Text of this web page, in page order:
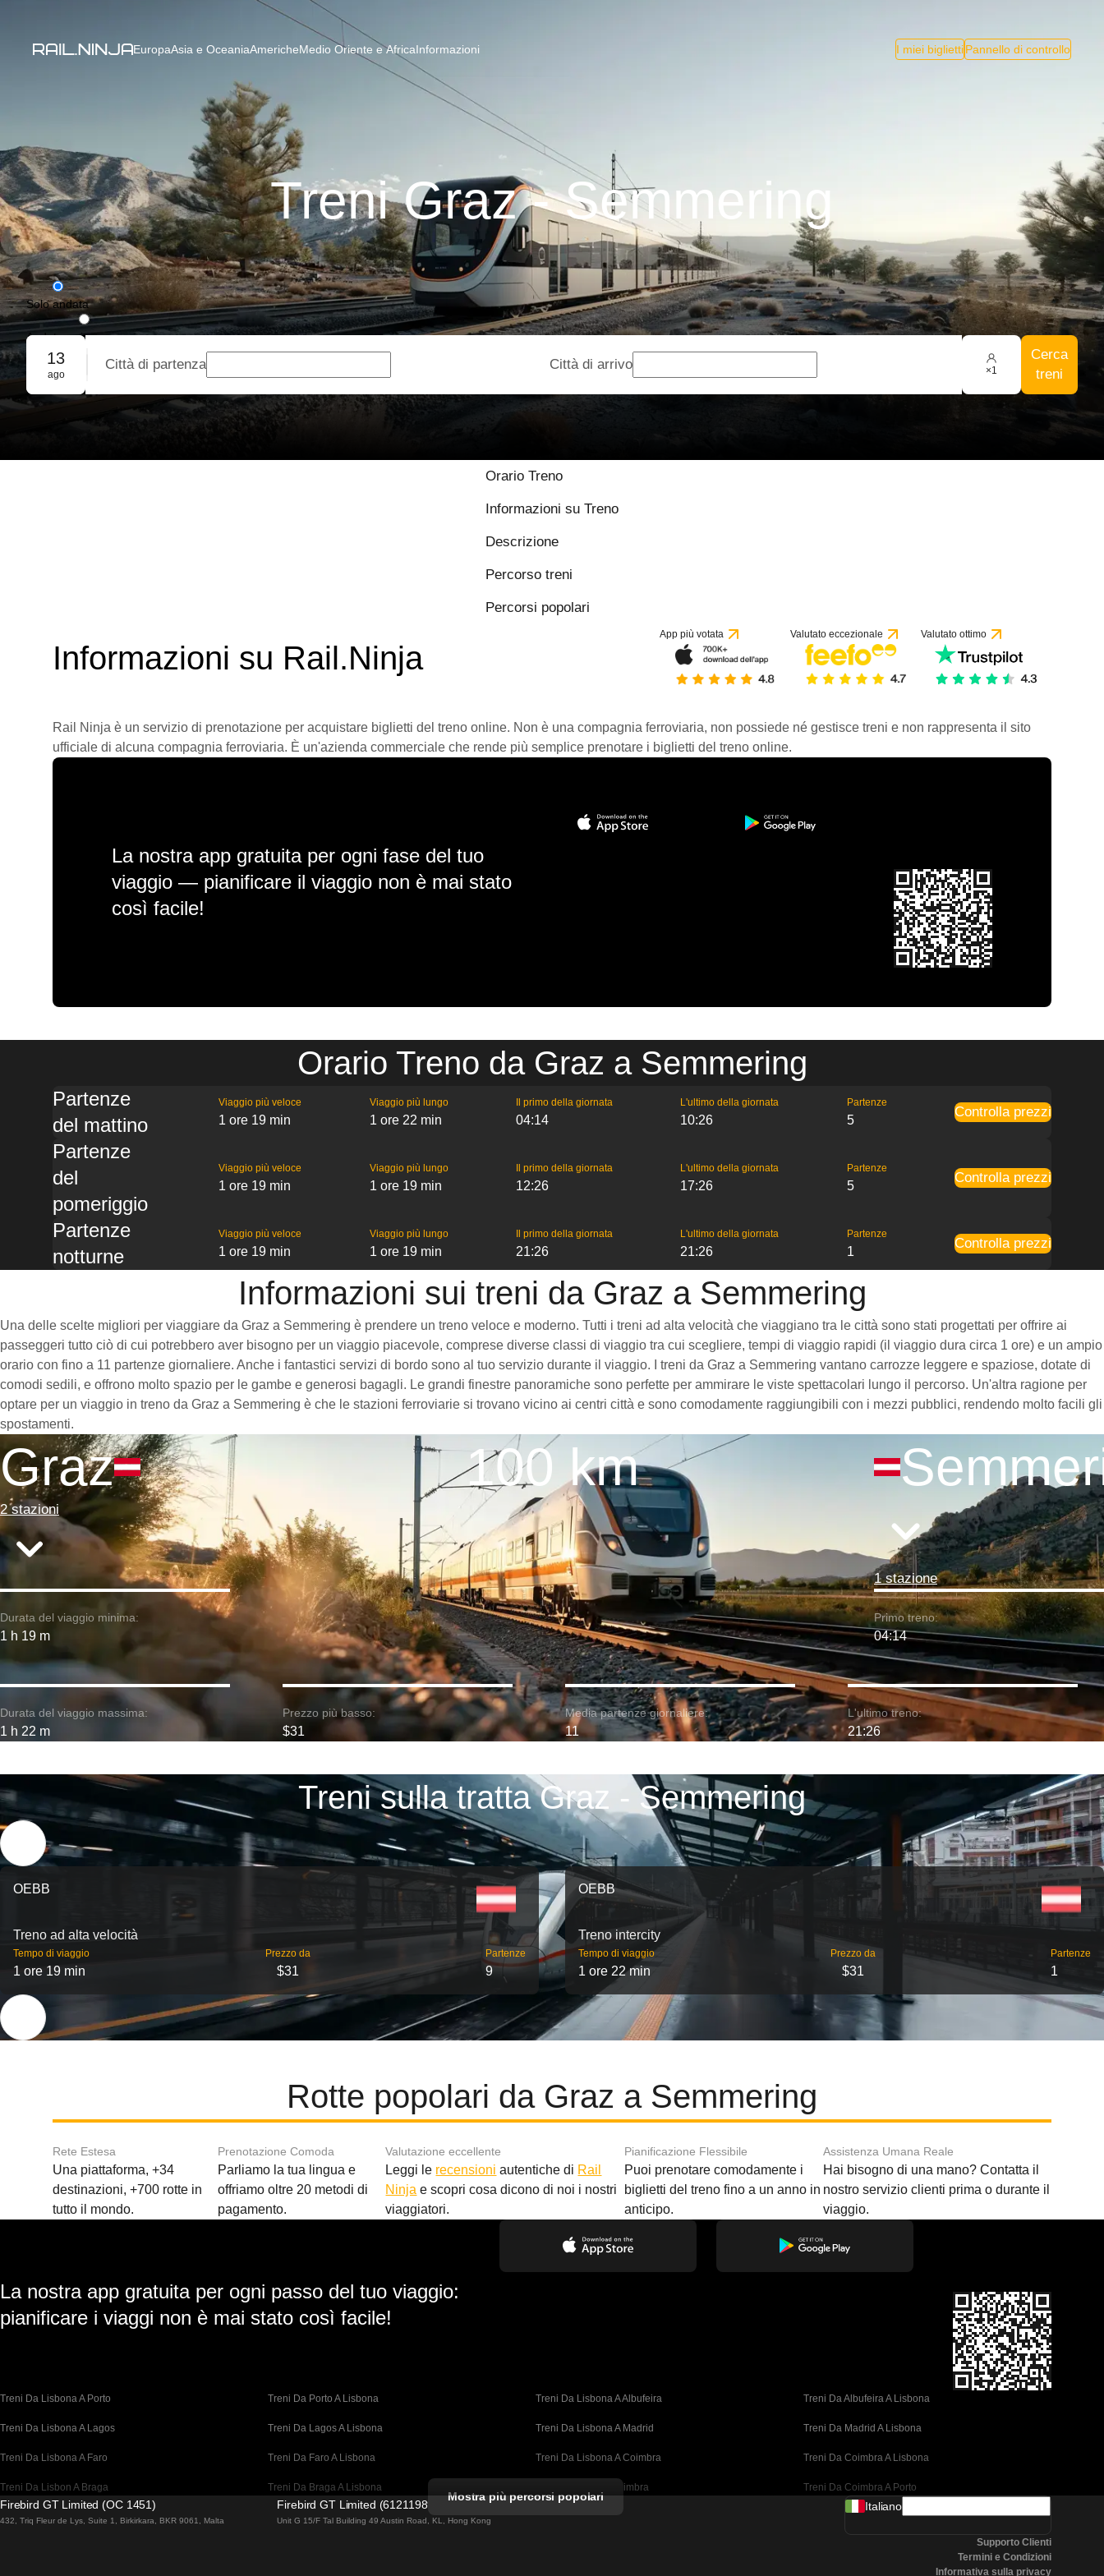
EuropaAsia e OceaniaAmericheMedio Oriente e AfricaInformazioni I miei bigliettiPannello di controllo
Treni Graz - Semmering
Solo andata
Andata e ritorno
Prenotazione di gruppo
13
ago
Città di partenza Città di arrivo ×1
Cerca
treni
Orario Treno
Informazioni su Treno
Descrizione
Percorso treni
Percorsi popolari
Informazioni su Rail.Ninja
App più votata Valutato eccezionale Valutato ottimo
Rail Ninja è un servizio di prenotazione per acquistare biglietti del treno online. Non è una compagnia ferroviaria, non possiede né gestisce treni e non rappresenta il sito
ufficiale di alcuna compagnia ferroviaria. È un'azienda commerciale che rende più semplice prenotare i biglietti del treno online.
La nostra app gratuita per ogni fase del tuo
viaggio — pianificare il viaggio non è mai stato
così facile!
Orario Treno da Graz a Semmering
Partenze
del mattino
Viaggio più veloce
1 ore 19 min
Viaggio più lungo
1 ore 22 min
Il primo della giornata
04:14
L'ultimo della giornata
10:26
Partenze
5
Controlla prezzi
Partenze
del
pomeriggio
Viaggio più veloce
1 ore 19 min
Viaggio più lungo
1 ore 19 min
Il primo della giornata
12:26
L'ultimo della giornata
17:26
Partenze
5
Controlla prezzi
Partenze
notturne
Viaggio più veloce
1 ore 19 min
Viaggio più lungo
1 ore 19 min
Il primo della giornata
21:26
L'ultimo della giornata
21:26
Partenze
1
Controlla prezzi
Informazioni sui treni da Graz a Semmering
Una delle scelte migliori per viaggiare da Graz a Semmering è prendere un treno veloce e moderno. Tutti i treni ad alta velocità che viaggiano tra le città sono stati progettati per offrire ai
passeggeri tutto ciò di cui potrebbero aver bisogno per un viaggio piacevole, comprese diverse classi di viaggio tra cui scegliere, tempi di viaggio rapidi (il viaggio dura circa 1 ore) e un ampio
orario con fino a 11 partenze giornaliere. Anche i fantastici servizi di bordo sono al tuo servizio durante il viaggio. I treni da Graz a Semmering vantano carrozze leggere e spaziose, dotate di
comodi sedili, e offrono molto spazio per le gambe e generosi bagagli. Le grandi finestre panoramiche sono perfette per ammirare le viste spettacolari lungo il percorso. Un'altra ragione per
optare per un viaggio in treno da Graz a Semmering è che le stazioni ferroviarie si trovano vicino ai centri città e sono comodamente raggiungibili con i mezzi pubblici, rendendo molto facili gli
spostamenti.
Graz
2 stazioni
100 km
1 stazione
Durata del viaggio minima:
1 h 19 m
Primo treno:
04:14
Durata del viaggio massima:
1 h 22 m
Prezzo più basso:
$31
Media partenze giornaliere:
11
L'ultimo treno:
21:26
Treni sulla tratta Graz - Semmering
OEBB
Treno ad alta velocità
Tempo di viaggio
1 ore 19 min
Prezzo da
$31
Partenze
9
OEBB
Treno intercity
Tempo di viaggio
1 ore 22 min
Prezzo da
$31
Partenze
1
Rotte popolari da Graz a Semmering
Rete Estesa
Una piattaforma, +34
destinazioni, +700 rotte in
tutto il mondo.
Prenotazione Comoda
Parliamo la tua lingua e
offriamo oltre 20 metodi di
pagamento.
Valutazione eccellente
Leggi le recensioni autentiche di Rail
Ninja e scopri cosa dicono di noi i nostri
viaggiatori.
Pianificazione Flessibile
Puoi prenotare comodamente i
biglietti del treno fino a un anno in
anticipo.
Assistenza Umana Reale
Hai bisogno di una mano? Contatta il
nostro servizio clienti prima o durante il
viaggio.
La nostra app gratuita per ogni passo del tuo viaggio:
pianificare i viaggi non è mai stato così facile!
Treni Da Lisbona A Porto Treni Da Porto A Lisbona Treni Da Lisbona A Albufeira Treni Da Albufeira A Lisbona
Treni Da Lisbona A Lagos Treni Da Lagos A Lisbona Treni Da Lisbona A Madrid Treni Da Madrid A Lisbona
Treni Da Lisbona A Faro Treni Da Faro A Lisbona Treni Da Lisbona A Coimbra Treni Da Coimbra A Lisbona
Treni Da Lisbon A Braga Treni Da Braga A Lisbona Treni Da Porto A Coimbra Treni Da Coimbra A Porto
Treni Da Barcellona A Madrid Treni Da Madrid A Barcellona Treni Da Valencia A Barcellona
Mostra più percorsi popolari
Firebird GT Limited (OC 1451)
432, Triq Fleur de Lys, Suite 1, Birkirkara, BKR 9061, Malta
Firebird GT Limited (61211989)
Unit G 15/F Tal Building 49 Austin Road, KL, Hong Kong
Italiano
Supporto Clienti
Termini e Condizioni
Informativa sulla privacy